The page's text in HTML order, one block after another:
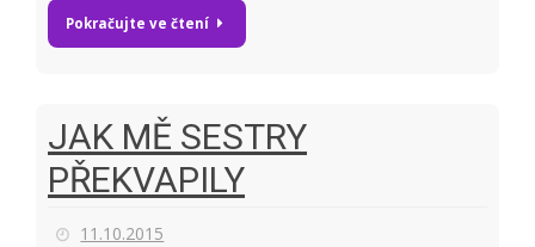
Pokračujte ve čtení
JAK MĚ SESTRY
PŘEKVAPILY
11.10.2015